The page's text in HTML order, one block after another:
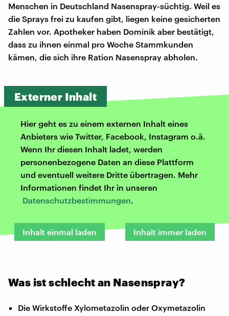
Menschen in Deutschland Nasenspray-süchtig. Weil es
die Sprays frei zu kaufen gibt, liegen keine gesicherten
Zahlen vor. Apotheker haben Dominik aber bestätigt,
dass zu ihnen einmal pro Woche Stammkunden
kämen, die sich ihre Ration Nasenspray abholen.
Externer Inhalt
Hier geht es zu einem externen Inhalt eines
Anbieters wie Twitter, Facebook, Instagram o.ä.
Wenn Ihr diesen Inhalt ladet, werden
personenbezogene Daten an diese Plattform
und eventuell weitere Dritte übertragen. Mehr
Informationen findet Ihr in unseren
Datenschutzbestimmungen.
Inhalt einmal laden Inhalt immer laden
Was ist schlecht an Nasenspray?
Die Wirkstoffe Xylometazolin oder Oxymetazolin